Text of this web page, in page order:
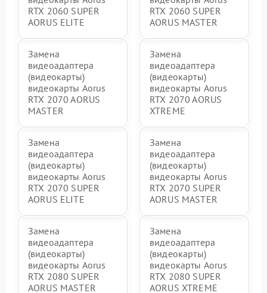
RTX 2060 SUPER
AORUS ELITE
RTX 2060 SUPER
AORUS MASTER
Замена
видеоадаптера
(видеокарты)
видеокарты Aorus
RTX 2070 AORUS
MASTER
Замена
видеоадаптера
(видеокарты)
видеокарты Aorus
RTX 2070 AORUS
XTREME
Замена
видеоадаптера
(видеокарты)
видеокарты Aorus
RTX 2070 SUPER
AORUS ELITE
Замена
видеоадаптера
(видеокарты)
видеокарты Aorus
RTX 2070 SUPER
AORUS MASTER
Замена
видеоадаптера
(видеокарты)
видеокарты Aorus
RTX 2080 SUPER
AORUS MASTER
Замена
видеоадаптера
(видеокарты)
видеокарты Aorus
RTX 2080 SUPER
AORUS XTREME